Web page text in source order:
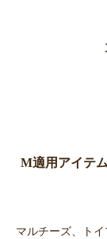
M適用アイテ
マルチーズ、ト